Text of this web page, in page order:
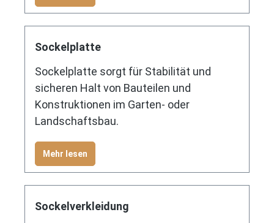
Sockelplatte
Sockelplatte sorgt für Stabilität und
sicheren Halt von Bauteilen und
Konstruktionen im Garten- oder
Landschaftsbau.
Mehr lesen
Sockelverkleidung